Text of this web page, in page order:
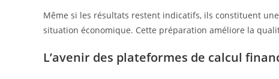
Même si les résultats restent indicatifs, ils constituent
situation économique. Cette préparation améliore la
L’avenir des plateformes de calcul